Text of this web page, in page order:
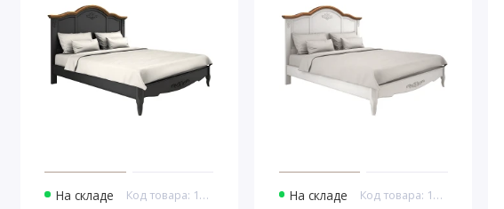
На складе Код товара: 10887 На складе Код товара: 10899